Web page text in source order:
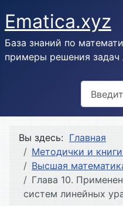
Ematica.xyz
База знаний по
примеры решения
Вы здесь: Главная
Методички и
Высшая
Глава 10.
систем линейных